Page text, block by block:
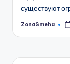
существуют
Запись
ZonaSmeha